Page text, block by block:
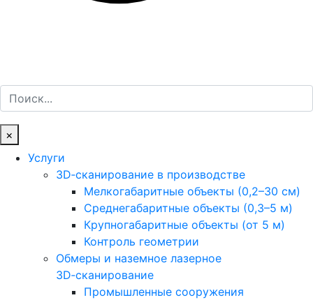
Поиск
×
Услуги
3D‑сканирование в производстве
Мелкогабаритные объекты (0,2–30 см)
Среднегабаритные объекты (0,3–5 м)
Крупногабаритные объекты (от 5 м)
Контроль геометрии
Обмеры и наземное лазерное
3D‑сканирование
Промышленные сооружения